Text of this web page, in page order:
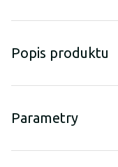
Popis produktu
Parametry